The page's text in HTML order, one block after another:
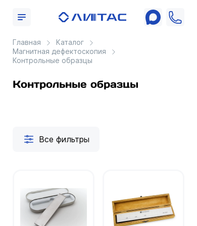
Главная
Каталог
Магнитная дефектоскопия
Контрольные образцы
Контрольные образцы
Все фильтры